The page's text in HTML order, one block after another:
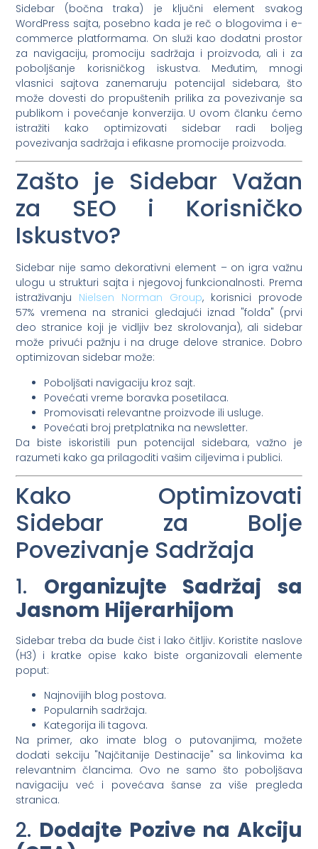
Sidebar (bočna traka) je ključni element svakog
WordPress sajta, posebno kada je reč o blogovima i e-
commerce platformama. On služi kao dodatni prostor
za navigaciju, promociju sadržaja i proizvoda, ali i za
poboljšanje korisničkog iskustva. Međutim, mnogi
vlasnici sajtova zanemaruju potencijal sidebara, što
može dovesti do propuštenih prilika za povezivanje sa
publikom i povećanje konverzija. U ovom članku ćemo
istražiti kako optimizovati sidebar radi boljeg
povezivanja sadržaja i efikasne promocije proizvoda.
Zašto je Sidebar Važan
za SEO i Korisničko
Iskustvo?
Sidebar nije samo dekorativni element – on igra važnu
ulogu u strukturi sajta i njegovoj funkcionalnosti. Prema
istraživanju Nielsen Norman Group, korisnici provode
57% vremena na stranici gledajući iznad "folda" (prvi
deo stranice koji je vidljiv bez skrolovanja), ali sidebar
može privući pažnju i na druge delove stranice. Dobro
optimizovan sidebar može:
Poboljšati navigaciju kroz sajt.
Povećati vreme boravka posetilaca.
Promovisati relevantne proizvode ili usluge.
Povećati broj pretplatnika na newsletter.
Da biste iskoristili pun potencijal sidebara, važno je
razumeti kako ga prilagoditi vašim ciljevima i publici.
Kako Optimizovati
Sidebar za Bolje
Povezivanje Sadržaja
1. Organizujte Sadržaj sa
Jasnom Hijerarhijom
Sidebar treba da bude čist i lako čitljiv. Koristite naslove
(H3) i kratke opise kako biste organizovali elemente
poput:
Najnovijih blog postova.
Popularnih sadržaja.
Kategorija ili tagova.
Na primer, ako imate blog o putovanjima, možete
dodati sekciju "Najčitanije Destinacije" sa linkovima ka
relevantnim člancima. Ovo ne samo što poboljšava
navigaciju već i povećava šanse za više pregleda
stranica.
2. Dodajte Pozive na Akciju